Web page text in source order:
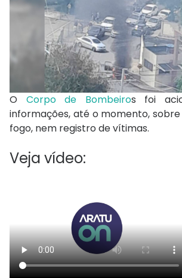
O Corpo de Bombeiros foi
informações, até o momento, sobre
fogo, nem registro de vítimas.
Veja vídeo: